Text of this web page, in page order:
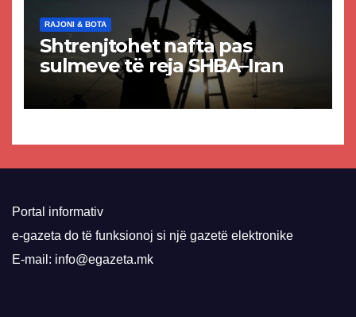
RAJONI & BOTA
Shtrenjtohet nafta pas
sulmeve të reja SHBA–Iran
Portal informativ
e-gazeta do të funksionoj si një gazetë elektronike
E-mail: info@egazeta.mk